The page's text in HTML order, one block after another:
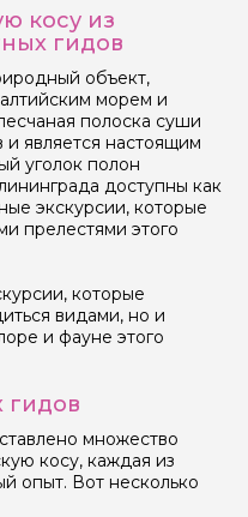
косу из
гидов
объект,
морем и
полоска суши
и является настоящим
уголок полон
доступны как
экскурсии, которые
прелестями этого
которые
видами, но и
и фауне этого
гидов
множество
косу, каждая из
опыт. Вот несколько